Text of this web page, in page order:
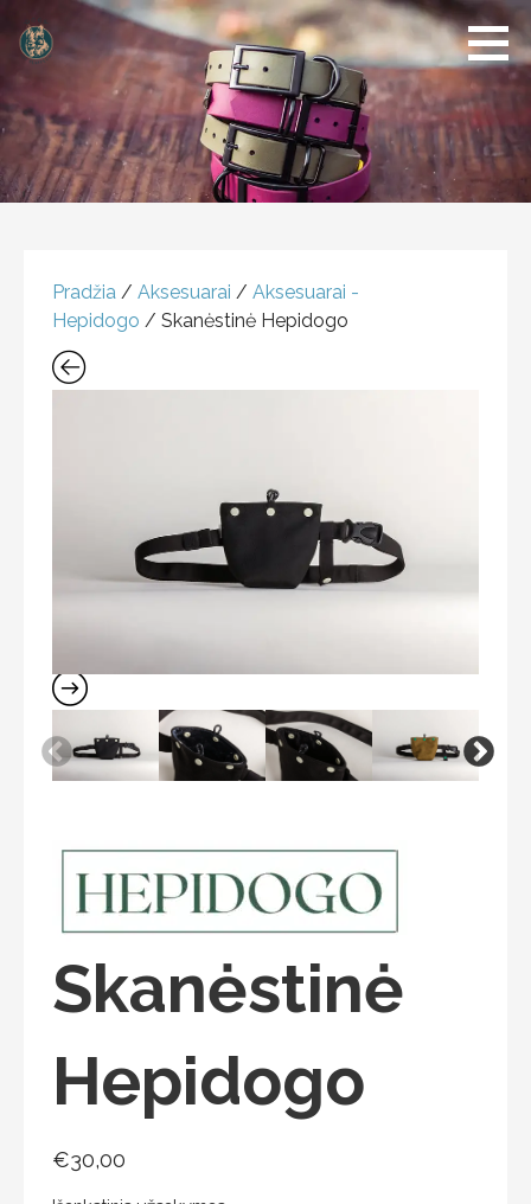
Dogs of
reikmenų
parduotuvė
Pradžia / Aksesuarai / Aksesuarai -
Hepidogo / Skanėstinė Hepidogo
Skanėstinė
Hepidogo
€30,00